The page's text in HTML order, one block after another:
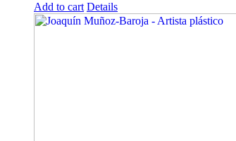
Add to cart Details